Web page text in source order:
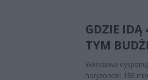
GDZIE IDĄ
TYM
Warszawa
horyzoncie: 186